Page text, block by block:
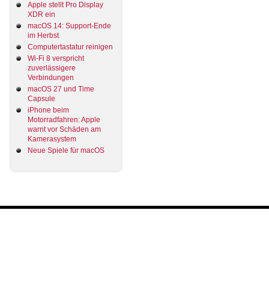
Apple stellt Pro Display
XDR ein
macOS 14: Support-Ende
im Herbst
Computertastatur reinigen
Wi-Fi 8 verspricht
zuverlässigere
Verbindungen
macOS 27 und Time
Capsule
iPhone beim
Motorradfahren: Apple
warnt vor Schäden am
Kamerasystem
Neue Spiele für macOS